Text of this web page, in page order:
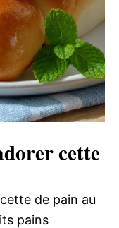
cette
de pain au
pains